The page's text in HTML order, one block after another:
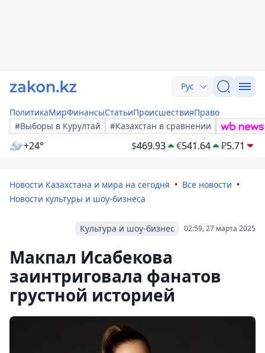
Рус
ПолитикаМирФинансыСтатьиПроисшествияПраво
#Выборы в Курултай
#Казахстан в сравнении
+24° $469.93 €541.64 ₽5.71
Новости Казахстана и мира на сегодня
Все новости
Новости культуры и шоу-бизнеса
02:59, 27 марта 2025
Культура и шоу-бизнес
Макпал Исабекова
заинтриговала фанатов
грустной историей